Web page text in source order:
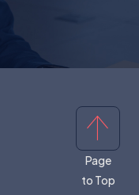
Page
to Top